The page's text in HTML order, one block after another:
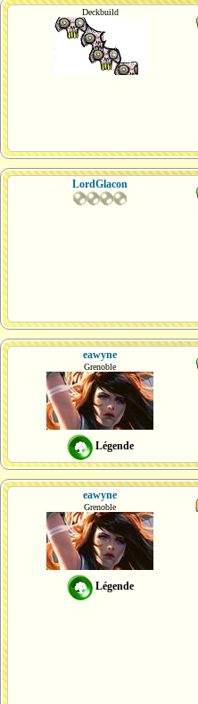
Deckbuild
LordGlacon
eawyne
Grenoble
Légende
eawyne
Grenoble
Légende